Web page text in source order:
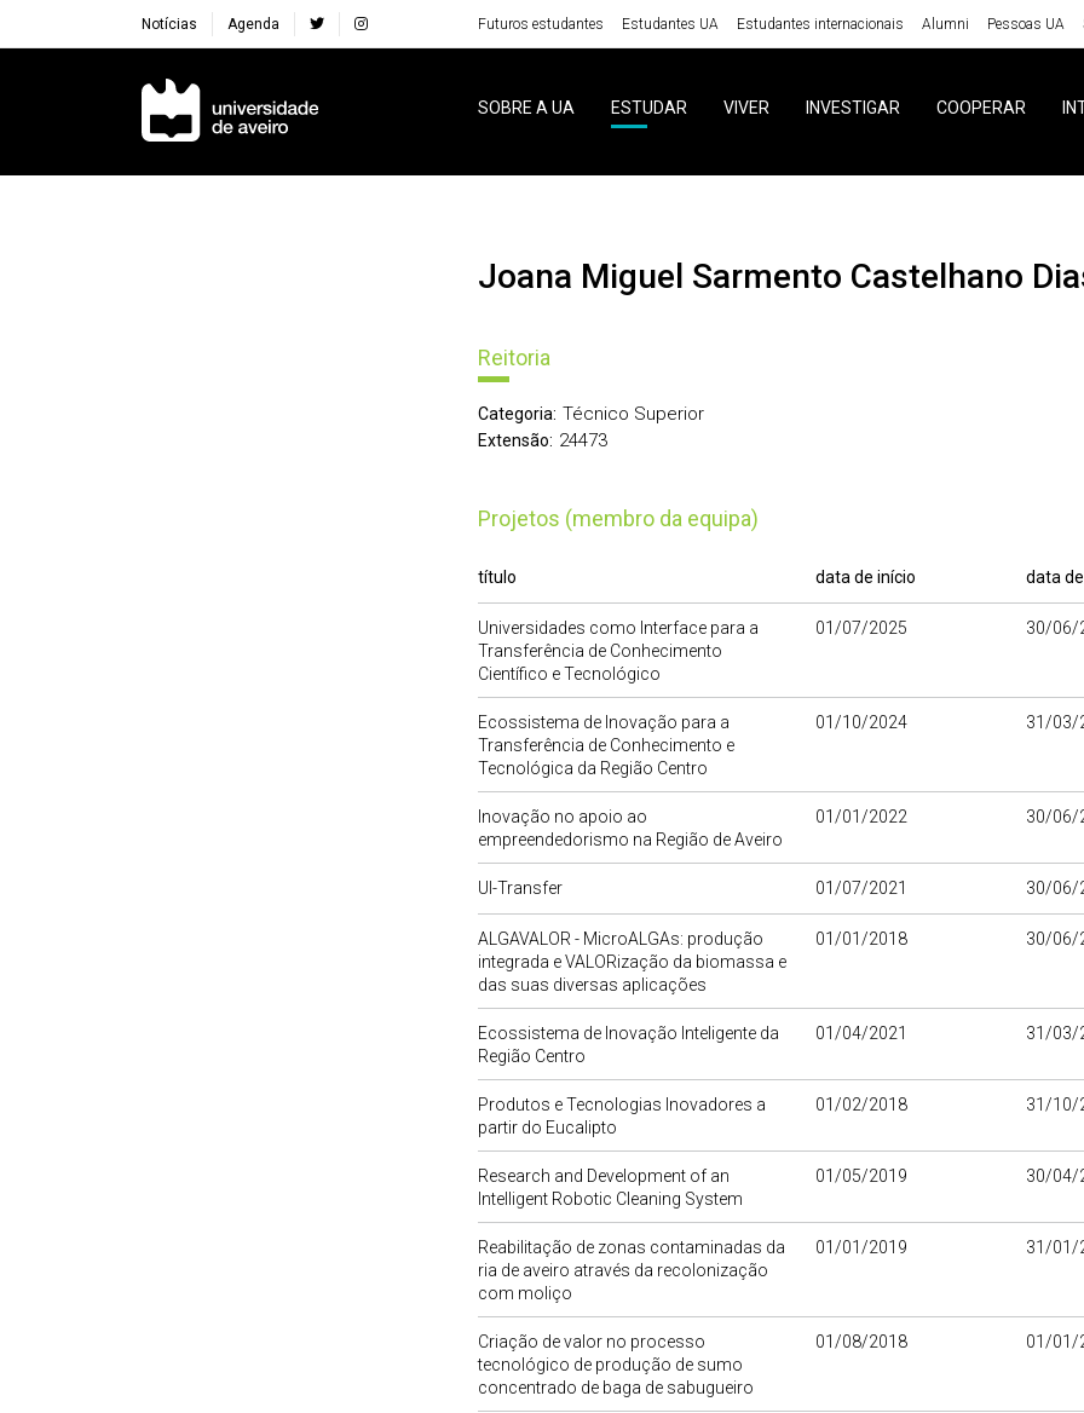
Notícias Agenda Futuros estudantes Estudantes UA Estudantes internacionais Alumni Pessoas UA
Navegação Principal
SOBRE A UA ESTUDAR VIVER INVESTIGAR COOPERAR
Joana Miguel Sarmento Castelhano
Reitoria
Categoria: Técnico Superior
Extensão: 24473
Projetos (membro da equipa)
título data de início data
Universidades como Interface para a
Transferência de Conhecimento
Científico e Tecnológico
01/07/2025 30/06/
Ecossistema de Inovação para a
Transferência de Conhecimento e
Tecnológica da Região Centro
01/10/2024 31/03/
Inovação no apoio ao
empreendedorismo na Região de Aveiro
01/01/2022 30/06/
UI-Transfer 01/07/2021 30/06/
ALGAVALOR - MicroALGAs: produção
integrada e VALORização da biomassa e
das suas diversas aplicações
01/01/2018 30/06/
Ecossistema de Inovação Inteligente da
Região Centro
01/04/2021 31/03/
Produtos e Tecnologias Inovadores a
partir do Eucalipto
01/02/2018 31/10/
Research and Development of an
Intelligent Robotic Cleaning System
01/05/2019 30/04/
Reabilitação de zonas contaminadas da
ria de aveiro através da recolonização
com moliço
01/01/2019 31/01/
Criação de valor no processo
tecnológico de produção de sumo
concentrado de baga de sabugueiro
01/08/2018 01/01/